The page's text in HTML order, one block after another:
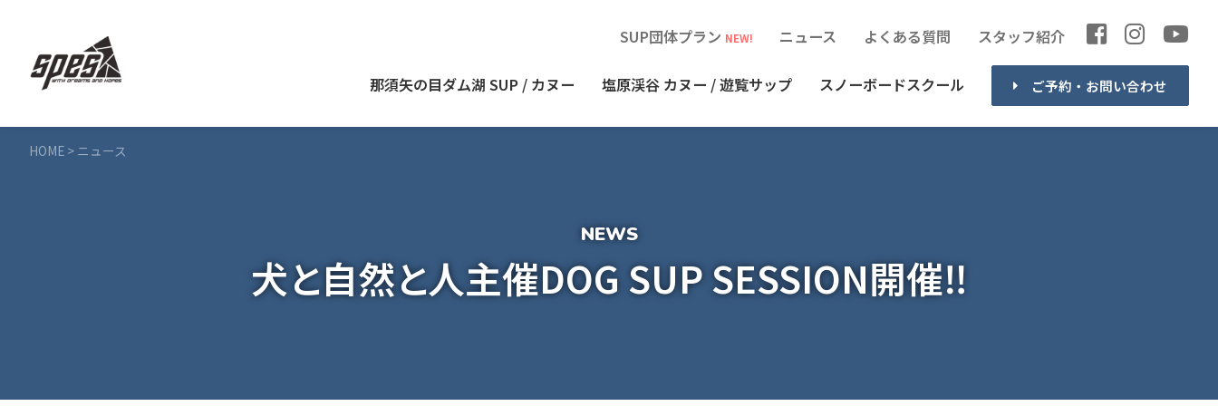
那須矢の目ダム湖 SUP / カヌー 塩原渓谷 カヌー / 遊覧サップ スノーボードスクール ご予約・お問い合わせ
SUP団体プラン NEW! ニュース よくある質問 スタッフ紹介
HOME > ニュース
犬と自然と人主催DOG SUP SESSION開催‼